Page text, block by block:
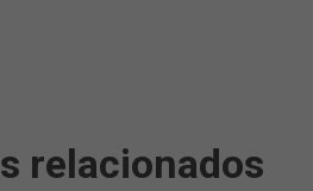
relacionados